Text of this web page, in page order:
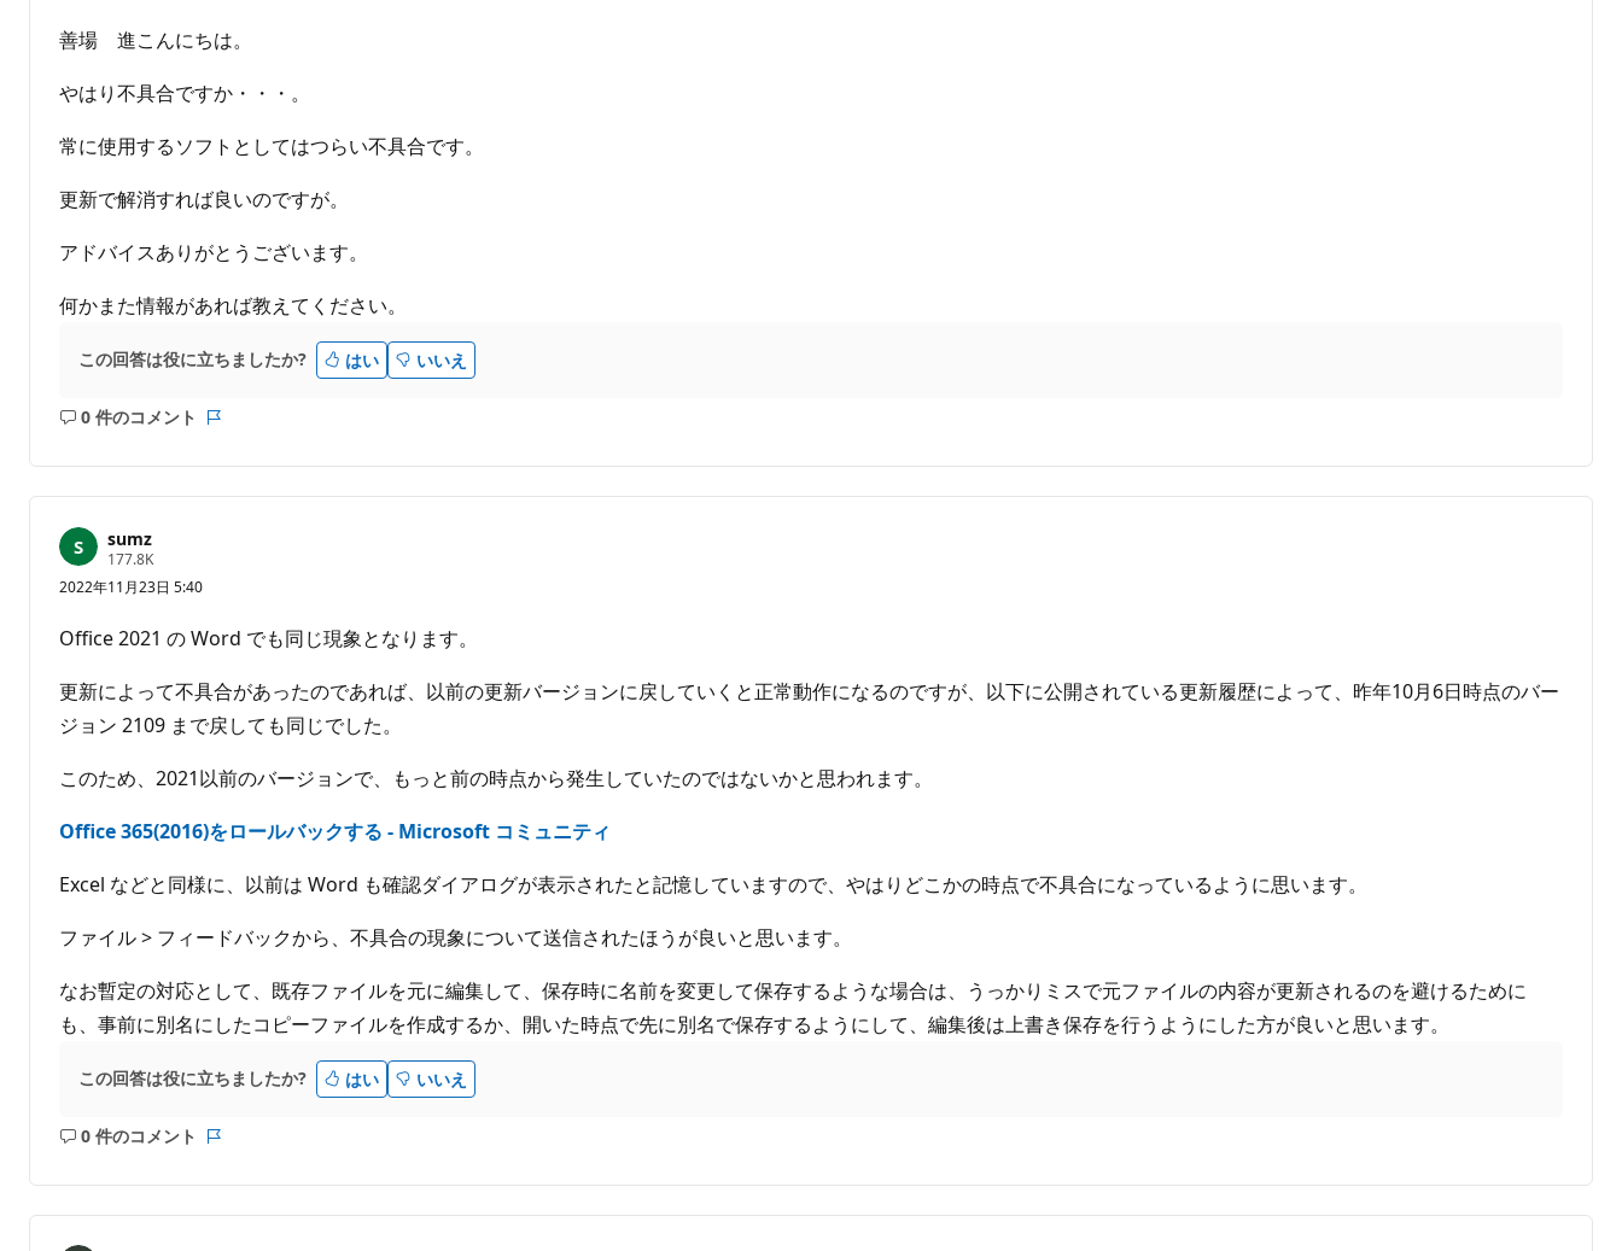
せ
善場 進こんにちは。
やはり不具合ですか・・・。
常に使用するソフトとしてはつらい不具合です。
更新で解消すれば良いのですが。
アドバイスありがとうございます。
何かまた情報があれば教えてください。
この回答は役に立ちましたか? はい いいえ
0 件のコメント
コ
ト
あ
り
せ
ト
sumz
177.8K評
価
の
イ
ン
2022年11月23日 5:40
Office 2021 の Word でも同じ現象となります。
更新によって不具合があったのであれば、以前の更新バージョンに戻していくと正常動作になるのですが、以下に公開されている更新履歴によって、昨年10月6日時点のバー
ジョン 2109 まで戻しても同じでした。
このため、2021以前のバージョンで、もっと前の時点から発生していたのではないかと思われます。
Office 365(2016)をロールバックする - Microsoft コミュニティ
Excel などと同様に、以前は Word も確認ダイアログが表示されたと記憶していますので、やはりどこかの時点で不具合になっているように思います。
ファイル > フィードバックから、不具合の現象について送信されたほうが良いと思います。
なお暫定の対応として、既存ファイルを元に編集して、保存時に名前を変更して保存するような場合は、うっかりミスで元ファイルの内容が更新されるのを避けるために
も、事前に別名にしたコピーファイルを作成するか、開いた時点で先に別名で保存するようにして、編集後は上書き保存を行うようにした方が良いと思います。
この回答は役に立ちましたか? はい いいえ
0 件のコメント
コ
ト
ト